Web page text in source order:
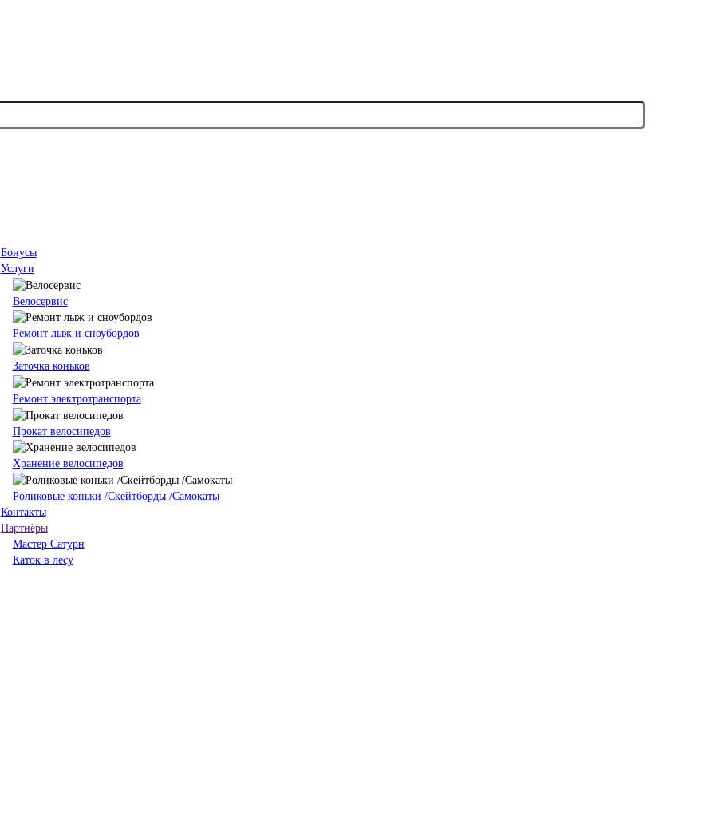
Бонусы
Услуги
Велосервис
Ремонт лыж и сноубордов
Заточка коньков
Ремонт электротранспорта
Прокат велосипедов
Хранение велосипедов
Роликовые коньки /Скейтборды /Самокаты
Контакты
Партнёры
Мастер Сатурн
Каток в лесу